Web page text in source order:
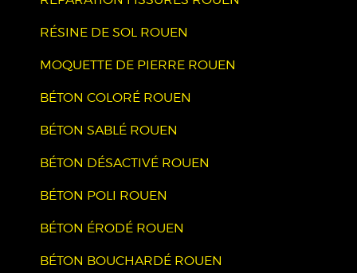
RÉSINE DE SOL ROUEN
MOQUETTE DE PIERRE ROUEN
BÉTON COLORÉ ROUEN
BÉTON SABLÉ ROUEN
BÉTON DÉSACTIVÉ ROUEN
BÉTON POLI ROUEN
BÉTON ÉRODÉ ROUEN
BÉTON BOUCHARDÉ ROUEN